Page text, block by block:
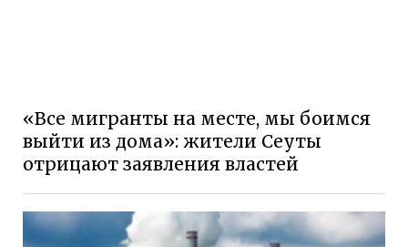
«Все мигранты на месте, мы боимся
выйти из дома»: жители Сеуты
отрицают заявления властей